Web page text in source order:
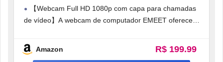
FOV de 90°, webcam USB Plug and Play
para chamadas online/conferências,
【Webcam Full HD 1080p com capa para chamadas
de vídeo】A webcam de computador EMEET oferece
Amazon R$ 199.99